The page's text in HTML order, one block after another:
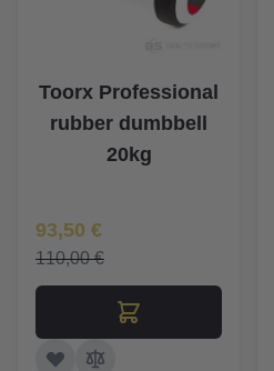
Toorx Professional
rubber dumbbell
20kg
Īpaša Cena
93,50 €
110,00 €